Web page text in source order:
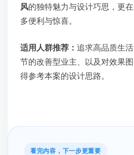
风的独特魅力与设计巧思，更
多便利与惊喜。
适用人群推荐： 追求高品质生
节的改善型业主、以及对效果
得参考本案的设计思路。
看完内容，下一步更重要